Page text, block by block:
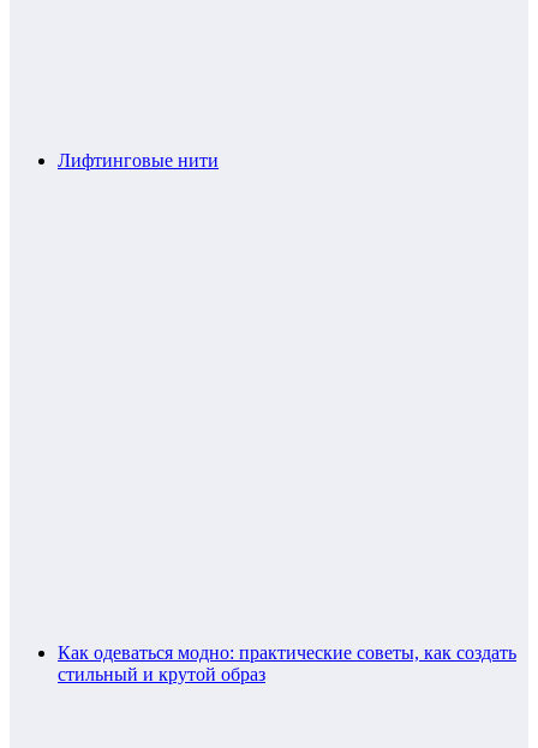
Лифтинговые нити
Как одеваться модно: практические советы, как создать
стильный и крутой образ